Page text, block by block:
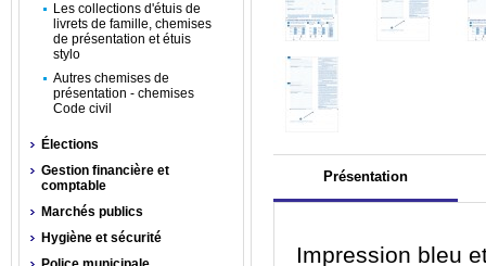
Présentation
Impression bleu
Les collections d'étuis de
livrets de famille, chemises
de présentation et étuis
stylo
Autres chemises de
présentation - chemises
Code civil
Élections
Gestion financière et
comptable
Marchés publics
Hygiène et sécurité